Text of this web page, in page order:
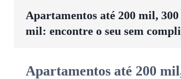
Apartamentos até 200 mil,
mil: encontre o seu sem
Apartamentos até 200